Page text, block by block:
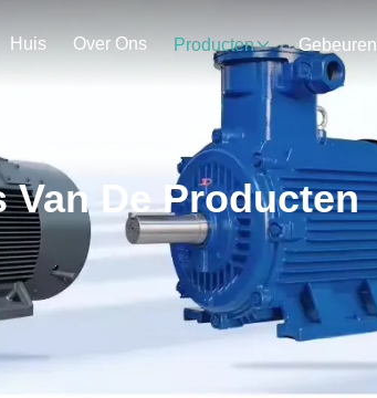
Huis Over Ons Producten Gebeuren
Van De Producten